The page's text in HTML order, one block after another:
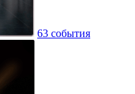
63 события